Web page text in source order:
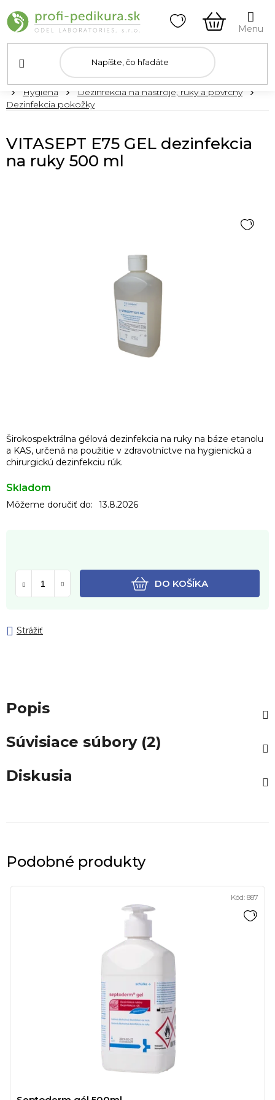
na
obsah
KOŠÍK
DomovHygiena
Dezinfekcia na nástroje, ruky a povrchy
Dezinfekcia pokožky
Širokospektrálna gélová dezinfekcia na ruky na báze etanolu
a KAS, určená na použitie v zdravotníctve na hygienickú a
chirurgickú dezinfekciu rúk.
Skladom
Môžeme doručiť do: 13.8.2026
DO KOŠÍKA
Strážiť
VITASEPT E75 GEL dezinfekcia
na ruky 500 ml
Popis
Súvisiace súbory (2)
Diskusia
Podobné produkty
Kód: 887